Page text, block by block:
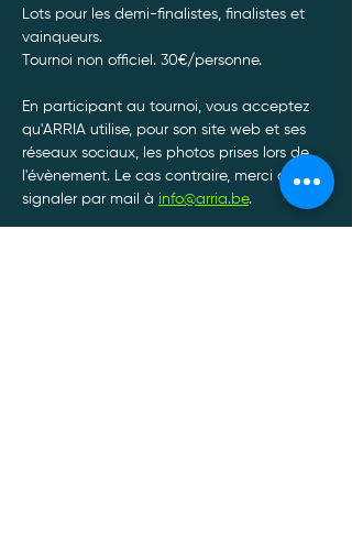
Lots pour les demi-finalistes, finalistes et
vainqueurs.
Tournoi non officiel. 30€/personne.
En participant au tournoi, vous acceptez
qu'ARRIA utilise, pour son site web et ses
réseaux sociaux, les photos prises lors de
l'évènement. Le cas contraire, merci de le
signaler par mail à info@arria.be.